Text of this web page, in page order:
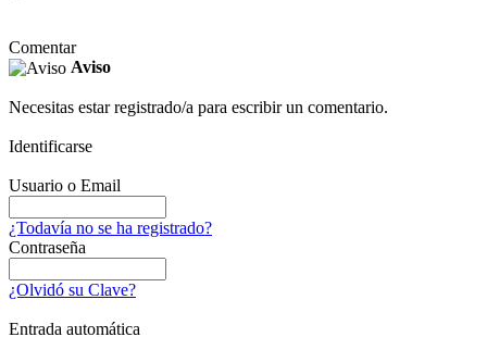
Comentar
Aviso
Necesitas estar registrado/a para escribir un comentario.
Identificarse
Usuario o Email
¿Todavía no se ha registrado?
Contraseña
¿Olvidó su Clave?
Entrada automática